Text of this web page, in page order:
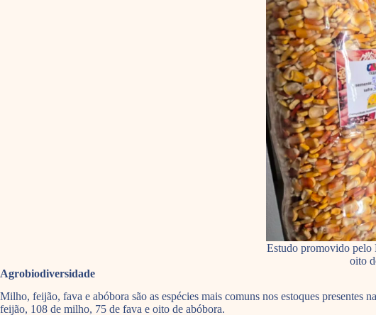
Estudo promovido pelo
oito
Agrobiodiversidade
Milho, feijão, fava e abóbora são as espécies mais comuns nos estoques presentes
feijão, 108 de milho, 75 de fava e oito de abóbora.